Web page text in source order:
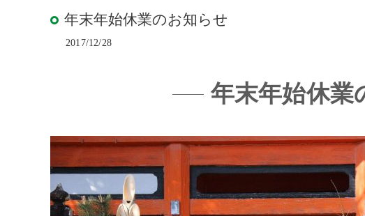
年末年始休業のお知らせ
2017/12/28
年末年始休業